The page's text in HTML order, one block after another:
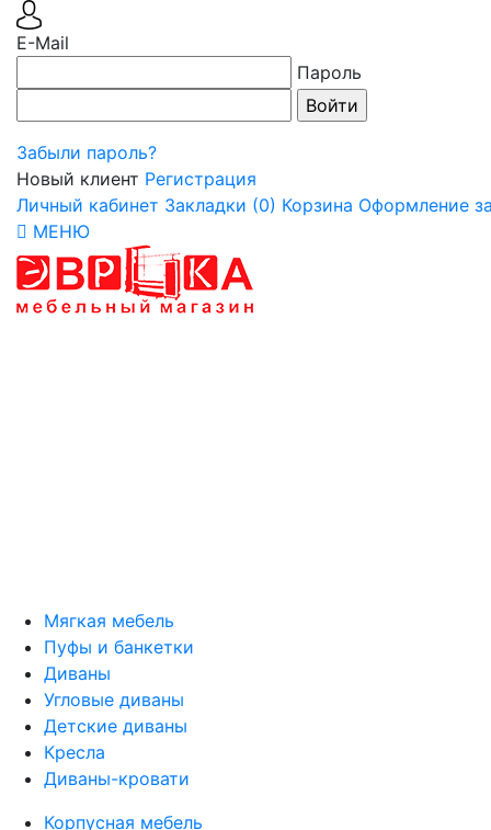
E-Mail
Пароль
Забыли пароль?
Новый клиент Регистрация
Личный кабинет Закладки (0) Корзина Оформление
МЕНЮ
Мягкая мебель
Пуфы и банкетки
Диваны
Угловые диваны
Детские диваны
Кресла
Диваны-кровати
Корпусная мебель